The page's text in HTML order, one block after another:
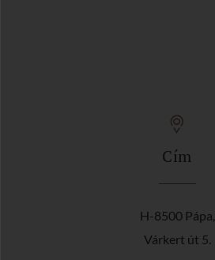
Cím
H-8500 Pápa,
Várkert út 5.